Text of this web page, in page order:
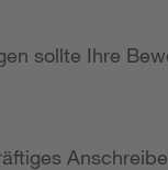
sollte Ihre